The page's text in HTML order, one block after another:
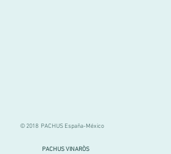
© 2018 PACHUS España-México
PACHUS VINARÒS